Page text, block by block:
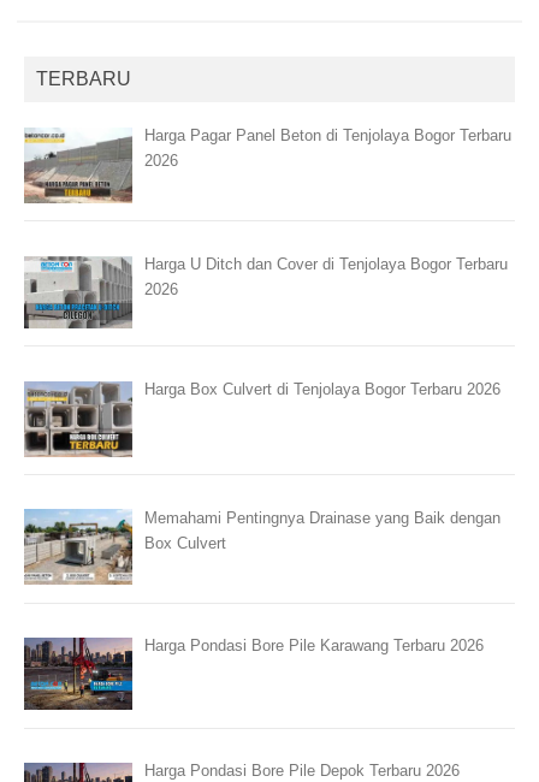
TERBARU
Harga Pagar Panel Beton di Tenjolaya Bogor Terbaru
2026
Harga U Ditch dan Cover di Tenjolaya Bogor Terbaru
2026
Harga Box Culvert di Tenjolaya Bogor Terbaru 2026
Memahami Pentingnya Drainase yang Baik dengan
Box Culvert
Harga Pondasi Bore Pile Karawang Terbaru 2026
Harga Pondasi Bore Pile Depok Terbaru 2026